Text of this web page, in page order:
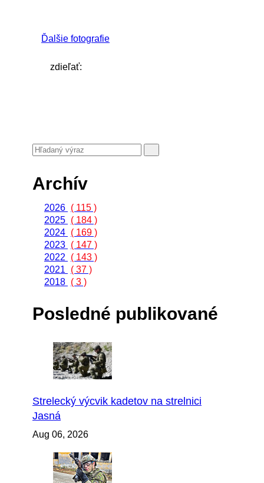
Ďalšie fotografie
zdieľať:
Archív
2026 ( 115 )
2025 ( 184 )
2024 ( 169 )
2023 ( 147 )
2022
( 143 )
2021
( 37 )
2018 ( 3 )
Posledné publikované
Strelecký výcvik kadetov na strelnici
Jasná
Aug 06, 2026